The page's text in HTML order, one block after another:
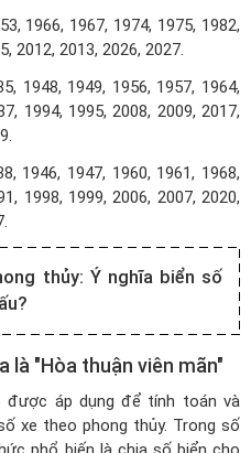
1966, 1967, 1974, 1975, 1982,
2012, 2013, 2026, 2027.
1948, 1949, 1956, 1957, 1964,
1994, 1995, 2008, 2009, 2017,
1946, 1947, 1960, 1961, 1968,
1998, 1999, 2006, 2007, 2020,
thủy: Ý nghĩa biển số
là "Hòa thuận viên mãn"
được áp dụng để tính toán và
xe theo phong thủy. Trong số